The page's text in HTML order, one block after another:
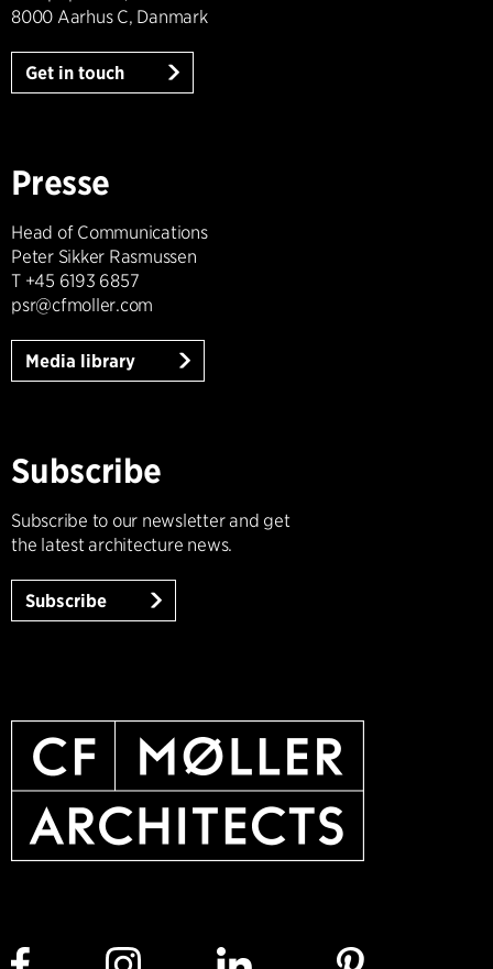
8000 Aarhus C, Danmark
Get in touch
Presse
Head of Communications
Peter Sikker Rasmussen
T +45 6193 6857
psr@cfmoller.com
Media library
Subscribe
Subscribe to our newsletter and get
the latest architecture news.
Subscribe